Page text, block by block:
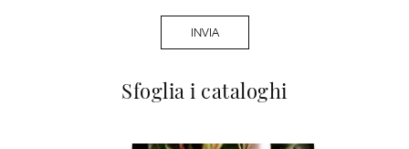
Sfoglia i cataloghi
INVIA